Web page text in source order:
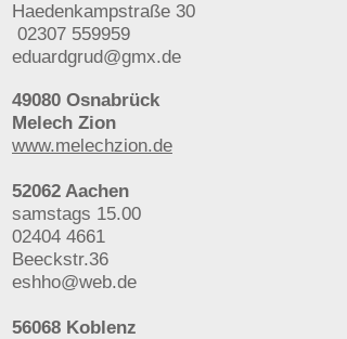
Haedenkampstraße 30
02307 559959
eduardgrud@gmx.de
49080 Osnabrück
Melech Zion
www.melechzion.de
52062 Aachen
samstags 15.00
02404 4661
Beeckstr.36
eshho@web.de
56068 Koblenz